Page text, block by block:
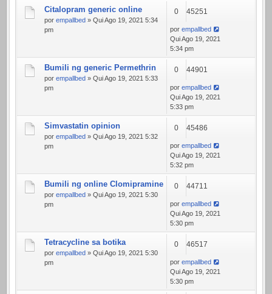
Citalopram generic online
por empallbed » Qui Ago 19, 2021 5:34
pm
0 45251
por empallbed
Qui Ago 19, 2021
5:34 pm
Bumili ng generic Permethrin
por empallbed » Qui Ago 19, 2021 5:33
pm
0 44901
por empallbed
Qui Ago 19, 2021
5:33 pm
Simvastatin opinion
por empallbed » Qui Ago 19, 2021 5:32
pm
0 45486
por empallbed
Qui Ago 19, 2021
5:32 pm
Bumili ng online Clomipramine
por empallbed » Qui Ago 19, 2021 5:30
pm
0 44711
por empallbed
Qui Ago 19, 2021
5:30 pm
Tetracycline sa botika
por empallbed » Qui Ago 19, 2021 5:30
pm
0 46517
por empallbed
Qui Ago 19, 2021
5:30 pm